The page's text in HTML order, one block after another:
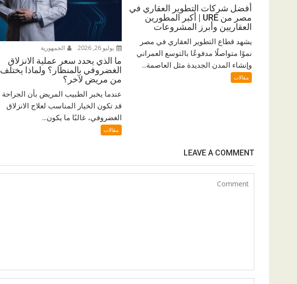
أفضل شركات التطوير العقاري في
مصر من URE | أكبر المطورين
العقاريين وأبرز المشروعات
يشهد قطاع التطوير العقاري في مصر
نموًا متواصلًا مدفوعًا بالتوسع العمراني
وإنشاء المدن الجديدة مثل العاصمة...
مقالات
يوليو 26, 2026 الجمهورية
ما الذي يحدد سعر عملية الانزلاق
الغضروفي بالمنظار؟ ولماذا يختلف
من مريض لآخر؟
عندما يخبر الطبيب المريض بأن الجراحة
قد تكون الخيار المناسب لعلاج الانزلاق
الغضروفي، غالبًا ما يكون...
مقالات
LEAVE A COMMENT